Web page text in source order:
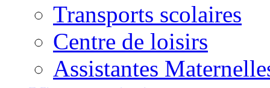
Transports scolaires
Centre de loisirs
Assistantes